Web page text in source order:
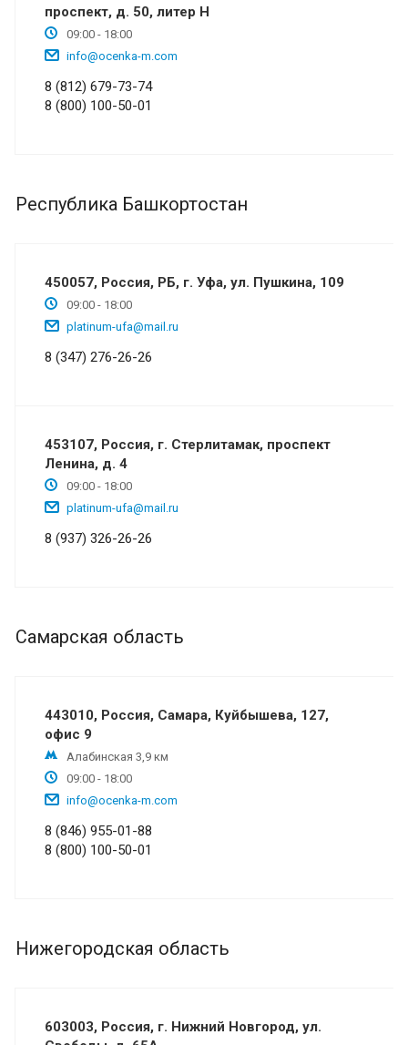
проспект, д. 50, литер Н
09:00 - 18:00
info@ocenka-m.com
8 (812) 679-73-74
8 (800) 100-50-01
Республика Башкортостан
450057, Россия, РБ, г. Уфа, ул. Пушкина, 109
09:00 - 18:00
platinum-ufa@mail.ru
8 (347) 276-26-26
453107, Россия, г. Стерлитамак, проспект
Ленина, д. 4
09:00 - 18:00
platinum-ufa@mail.ru
8 (937) 326-26-26
Самарская область
443010, Россия, Самара, Куйбышева, 127,
офис 9
Алабинская 3,9 км
09:00 - 18:00
info@ocenka-m.com
8 (846) 955-01-88
8 (800) 100-50-01
Нижегородская область
603003, Россия, г. Нижний Новгород, ул.